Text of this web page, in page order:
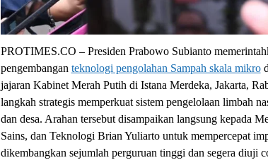
PROTIMES.CO – Presiden Prabowo Subianto
pengembangan teknologi pengolahan Sampah skala mikro
jajaran Kabinet Merah Putih di Istana Merdeka, Jakarta,
langkah strategis memperkuat sistem pengelolaan limbah
dan desa. Arahan tersebut disampaikan langsung kepada
Sains, dan Teknologi Brian Yuliarto untuk mempercepat
dikembangkan sejumlah perguruan tinggi dan segera diuji